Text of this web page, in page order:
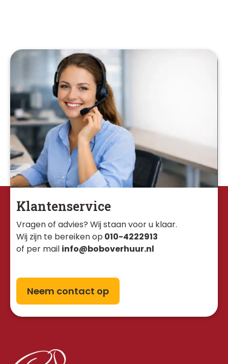
Klantenservice
Vragen of advies? Wij staan voor u klaar.
Wij zijn te bereiken op 010-4222913
of per mail info@boboverhuur.nl
Neem contact op